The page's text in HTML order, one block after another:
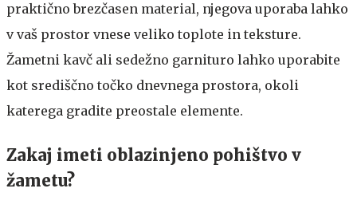
praktično brezčasen material, njegova uporaba lahko
v vaš prostor vnese veliko toplote in teksture.
Žametni kavč ali sedežno garnituro lahko uporabite
kot središčno točko dnevnega prostora, okoli
katerega gradite preostale elemente.
Zakaj imeti oblazinjeno pohištvo v
žametu?